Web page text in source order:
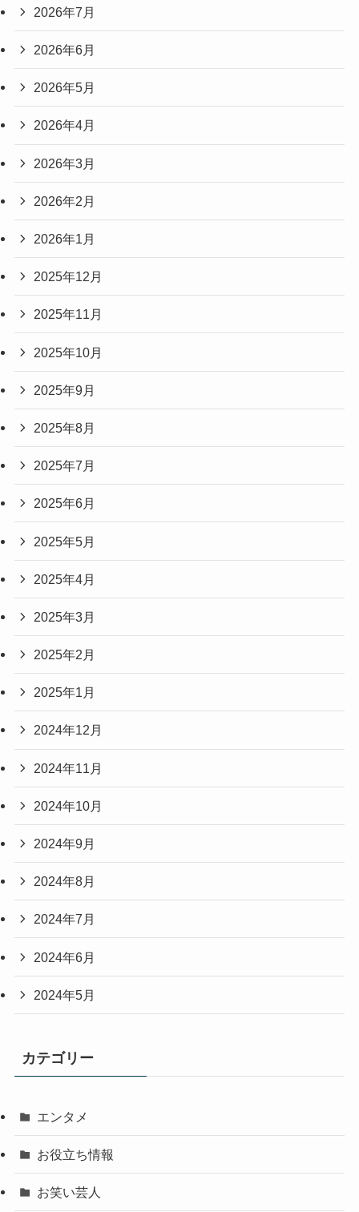
2026年7月
2026年6月
2026年5月
2026年4月
2026年3月
2026年2月
2026年1月
2025年12月
2025年11月
2025年10月
2025年9月
2025年8月
2025年7月
2025年6月
2025年5月
2025年4月
2025年3月
2025年2月
2025年1月
2024年12月
2024年11月
2024年10月
2024年9月
2024年8月
2024年7月
2024年6月
2024年5月
カテゴリー
エンタメ
お役立ち情報
お笑い芸人